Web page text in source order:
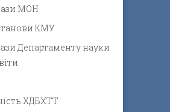
МОН
КМУ
Департаменту науки
ХДБХТТ